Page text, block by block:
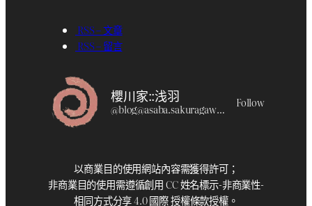
RSS – 文章
RSS – 留言
櫻川家::浅羽
@blog@asaba.sakuragawa.moe Follow
以商業目的使用網站內容需獲得許可；
非商業目的使用需遵循創用 CC 姓名標示-非商業性-
相同方式分享 4.0 國際 授權條款授權。